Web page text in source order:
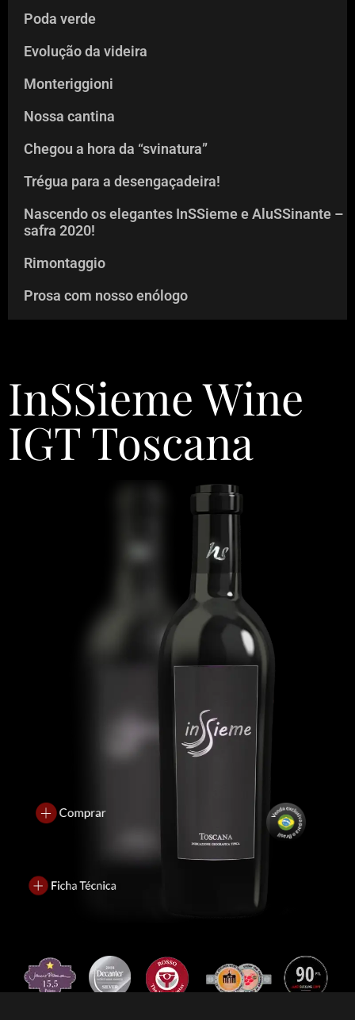
Poda verde
Evolução da videira
Monteriggioni
Nossa cantina
Chegou a hora da “svinatura”
Trégua para a desengaçadeira!
Nascendo os elegantes InSSieme e AluSSinante –
safra 2020!
Rimontaggio
Prosa com nosso enólogo
InSSieme Wine
IGT Toscana